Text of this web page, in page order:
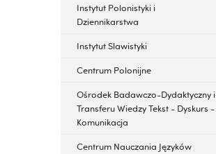
Instytut Polonistyki i
Dziennikarstwa
Instytut Slawistyki
Centrum Polonijne
Ośrodek Badawczo-Dydaktyczny i
Transferu Wiedzy Tekst - Dyskurs -
Komunikacja
Centrum Nauczania Języków